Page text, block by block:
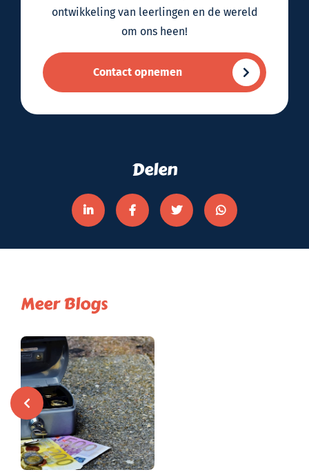
ontwikkeling van leerlingen en de wereld
om ons heen!
Contact opnemen
Delen
Meer Blogs